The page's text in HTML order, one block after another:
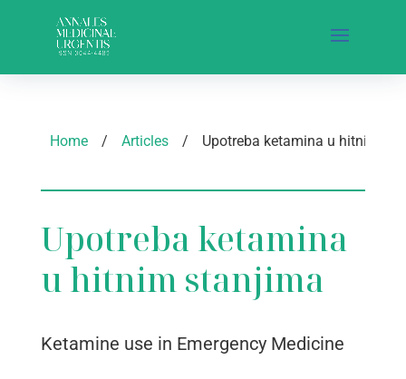
Home / Articles /
Upotreba ketamina
u hitnim stanjima
Ketamine use in Emergency Medicine